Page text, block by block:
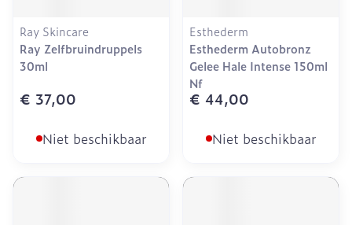
Ray Skincare
Ray Zelfbruindruppels
30ml
€ 37,00
Niet beschikbaar
Esthederm
Esthederm Autobronz
Gelee Hale Intense 150ml
Nf
€ 44,00
Niet beschikbaar